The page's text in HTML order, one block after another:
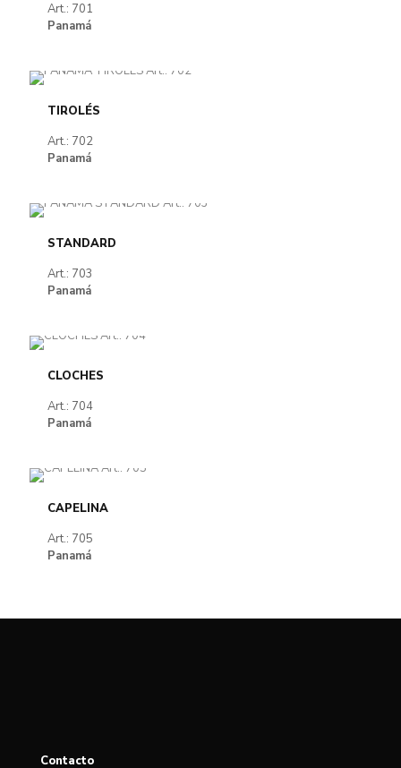
Art.: 701
Panamá
TIROLÉS
Art.: 702
Panamá
STANDARD
Art.: 703
Panamá
CLOCHES
Art.: 704
Panamá
CAPELINA
Art.: 705
Panamá
Contacto